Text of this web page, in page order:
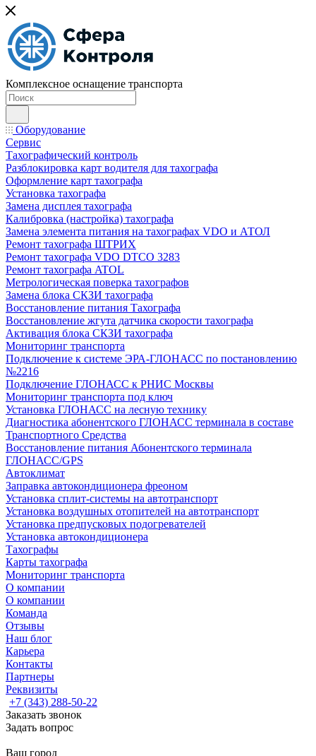
Комплексное оснащение транспорта
Оборудование
Сервис
Тахографический контроль
Разблокировка карт водителя для тахографа
Оформление карт тахографа
Установка тахографа
Замена дисплея тахографа
Калибровка (настройка) тахографа
Замена элемента питания на тахографах VDO и АТОЛ
Ремонт тахографа ШТРИХ
Ремонт тахографа VDO DTCO 3283
Ремонт тахографа ATOL
Метрологическая поверка тахографов
Замена блока СКЗИ тахографа
Восстановление питания Тахографа
Восстановление жгута датчика скорости тахографа
Активация блока СКЗИ тахографа
Мониторинг транспорта
Подключение к системе ЭРА-ГЛОНАСС по постановлению
№2216
Подключение ГЛОНАСС к РНИС Москвы
Мониторинг транспорта под ключ
Установка ГЛОНАСС на лесную технику
Диагностика абонентского ГЛОНАСС терминала в составе
Транспортного Средства
Восстановление питания Абонентского терминала
ГЛОНАСС/GPS
Автоклимат
Заправка автокондиционера фреоном
Установка сплит-системы на автотранспорт
Установка воздушных отопителей на автотранспорт
Установка предпусковых подогревателей
Установка автокондиционера
Тахографы
Карты тахографа
Мониторинг транспорта
О компании
О компании
Команда
Отзывы
Наш блог
Карьера
Контакты
Партнеры
Реквизиты
+7 (343) 288-50-22
Заказать звонок
Задать вопрос
Ваш город